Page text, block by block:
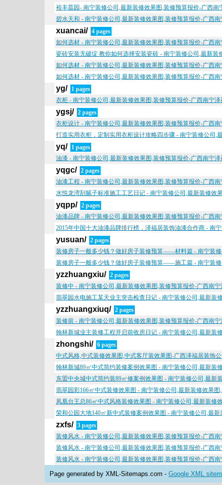
裕丰荔园- 南宁装修公司,最新装修效果图,装修预算报价-广西南
碧水天和 - 南宁装修公司,最新装修效果图,装修预算报价-广西
xuancai/ 4 pages
如何选材 - 南宁装修公司,最新装修效果图,装修预算报价-广西
瓷砖安装无破绽 教你如何选择安装瓷砖 - 南宁装修公司,最新
如何选材 - 南宁装修公司,最新装修效果图,装修预算报价-广西
如何选材 - 南宁装修公司,最新装修效果图,装修预算报价-广西
yg/ 1 pages
衣柜 - 南宁装修公司,最新装修效果图,装修预算报价-广西南宁
ygsj/ 2 pages
衣柜设计 - 南宁装修公司,最新装修效果图,装修预算报价-广西
打造实用衣柜，定制实用衣柜设计攻略四步骤 - 南宁装修公司,
yq/ 1 pages
油漆 - 南宁装修公司,最新装修效果图,装修预算报价-广西南宁
yqgc/ 2 pages
油漆工程 - 南宁装修公司,最新装修效果图,装修预算报价-广西
水悦龙湾刮腻子标准施工工艺日记 - 南宁装修公司,最新装修效
yqpp/ 2 pages
油漆品牌 - 南宁装修公司,最新装修效果图,装修预算报价-广西
2015年中国十大油漆品牌排行榜，泽福居装饰油漆合作商 - 南
yusuan/ 2 pages
装修房子一般多少钱？做好房子装修预算——材料篇 - 南宁装
装修房子一般多少钱？做好房子装修预算——施工篇 - 南宁装
yzzhuangxiu/ 2 pages
装修中 - 南宁装修公司,最新装修效果图,装修预算报价-广西南
翡翠园水电施工某天业主突击检查日记 - 南宁装修公司,最新装
yzzhuangxiuq/ 2 pages
装修前 - 南宁装修公司,最新装修效果图,装修预算报价-广西南
翰林新城业主装修工程开启前收房日记 - 南宁装修公司,最新装
zhongshi/ 6 pages
中式风格,中式装修效果图,中式客厅装效果图-广西泽福居装饰
翰林新城89㎡中式简约装修案例效果图 - 南宁装修公司,最新装
东盟中央城中式简约装89㎡修案例效果图 - 南宁装修公司,最新
翡翠园彩166㎡中式装修效果图 - 南宁装修公司,最新装修效果
凤凰台王总86㎡中式风格装修效果图 - 南宁装修公司,最新装修
荣和公园大地140㎡新中式装修案例效果图 - 南宁装修公司,最
zxfs/ 3 pages
装修风水 - 南宁装修公司,最新装修效果图,装修预算报价-广西
装修风水 - 南宁装修公司,最新装修效果图,装修预算报价-广西
装修风水 - 南宁装修公司,最新装修效果图,装修预算报价-广西
Page generated by XML-Sitemaps.com - Google XML